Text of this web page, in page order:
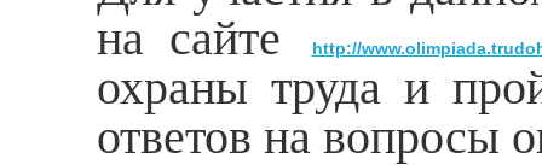
на сайте
http://
охраны труда и
ответов на вопросы